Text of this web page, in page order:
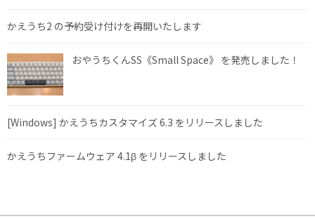
かえうち2 の予約受け付けを再開いたします
おやうちくんSS《Small Space》 を発売しました！
[Windows] かえうちカスタマイズ 6.3 をリリースしました
かえうちファームウェア 4.1β をリリースしました